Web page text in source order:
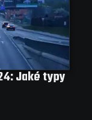
Jaké typy